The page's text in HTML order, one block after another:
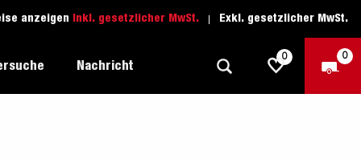
anzeigen Inkl. gesetzlicher MwSt. Exkl. gesetzlicher MwSt.
Nachricht
0 0